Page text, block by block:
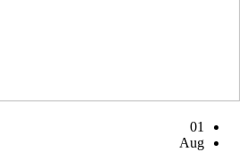
01
Aug